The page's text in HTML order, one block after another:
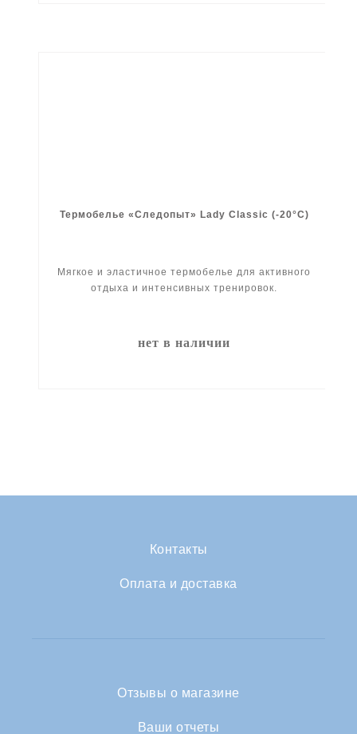
Термобелье «Следопыт» Lady Classic (-20°C)
Мягкое и эластичное термобелье для активного
отдыха и интенсивных тренировок.
нет в наличии
Контакты
Оплата и доставка
Отзывы о магазине
Ваши отчеты